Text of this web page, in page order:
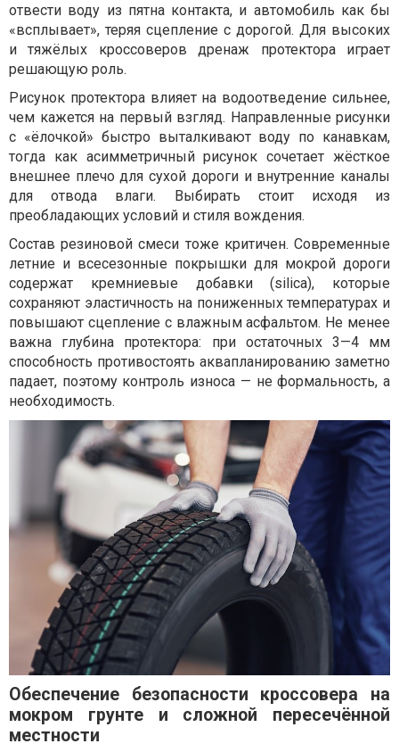
отвести воду из пятна контакта, и автомобиль как бы
«всплывает», теряя сцепление с дорогой. Для высоких
и тяжёлых кроссоверов дренаж протектора играет
решающую роль.
Рисунок протектора влияет на водоотведение сильнее,
чем кажется на первый взгляд. Направленные рисунки
с «ёлочкой» быстро выталкивают воду по канавкам,
тогда как асимметричный рисунок сочетает жёсткое
внешнее плечо для сухой дороги и внутренние каналы
для отвода влаги. Выбирать стоит исходя из
преобладающих условий и стиля вождения.
Состав резиновой смеси тоже критичен. Современные
летние и всесезонные покрышки для мокрой дороги
содержат кремниевые добавки (silicа), которые
сохраняют эластичность на пониженных температурах и
повышают сцепление с влажным асфальтом. Не менее
важна глубина протектора: при остаточных 3—4 мм
способность противостоять аквапланированию заметно
падает, поэтому контроль износа — не формальность, а
необходимость.
Обеспечение безопасности кроссовера на
мокром грунте и сложной пересечённой
местности